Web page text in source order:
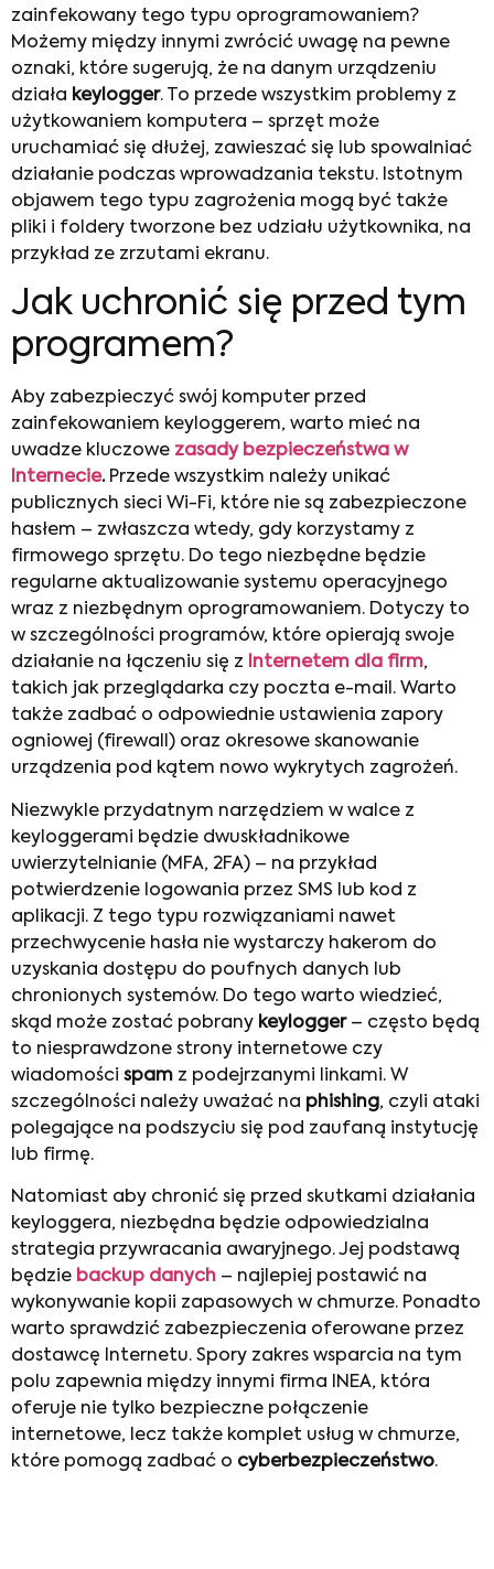
zainfekowany tego typu oprogramowaniem?
Możemy między innymi zwrócić uwagę na pewne
oznaki, które sugerują, że na danym urządzeniu
działa keylogger. To przede wszystkim problemy z
użytkowaniem komputera – sprzęt może
uruchamiać się dłużej, zawieszać się lub spowalniać
działanie podczas wprowadzania tekstu. Istotnym
objawem tego typu zagrożenia mogą być także
pliki i foldery tworzone bez udziału użytkownika, na
przykład ze zrzutami ekranu.
Jak uchronić się przed tym
programem?
Aby zabezpieczyć swój komputer przed
zainfekowaniem keyloggerem, warto mieć na
uwadze kluczowe zasady bezpieczeństwa w
Internecie.Przede wszystkim należy unikać
publicznych sieci Wi-Fi, które nie są zabezpieczone
hasłem – zwłaszcza wtedy, gdy korzystamy z
firmowego sprzętu. Do tego niezbędne będzie
regularne aktualizowanie systemu operacyjnego
wraz z niezbędnym oprogramowaniem. Dotyczy to
w szczególności programów, które opierają swoje
działanie na łączeniu się z
Internetem dla firm,
takich jak przeglądarka czy poczta e-mail. Warto
także zadbać o odpowiednie ustawienia zapory
ogniowej (firewall) oraz okresowe skanowanie
urządzenia pod kątem nowo wykrytych zagrożeń.
Niezwykle przydatnym narzędziem w walce z
keyloggerami będzie dwuskładnikowe
uwierzytelnianie (MFA, 2FA) – na przykład
potwierdzenie logowania przez SMS lub kod z
aplikacji. Z tego typu rozwiązaniami nawet
przechwycenie hasła nie wystarczy hakerom do
uzyskania dostępu do poufnych danych lub
chronionych systemów. Do tego warto wiedzieć,
skąd może zostać pobrany keylogger– często będą
to niesprawdzone strony internetowe czy
wiadomości spam z podejrzanymi linkami. W
szczególności należy uważać na phishing, czyli ataki
polegające na podszyciu się pod zaufaną instytucję
lub firmę.
Natomiast aby chronić się przed skutkami działania
keyloggera, niezbędna będzie odpowiedzialna
strategia przywracania awaryjnego. Jej podstawą
będzie backup danych – najlepiej postawić na
wykonywanie kopii zapasowych w chmurze. Ponadto
warto sprawdzić zabezpieczenia oferowane przez
dostawcę Internetu. Spory zakres wsparcia na tym
polu zapewnia między innymi firma INEA, która
oferuje nie tylko bezpieczne połączenie
internetowe, lecz także komplet usług w chmurze,
które pomogą zadbać o cyberbezpieczeństwo.